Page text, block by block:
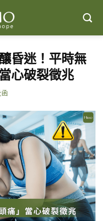
昏迷！平時無
心破裂徵兆